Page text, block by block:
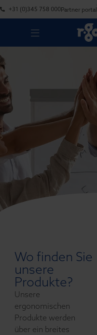
+31 (0)345 758 000Partner portal
Wo finden Sie
unsere
Produkte?
Unsere
ergonomischen
Produkte werden
über ein breites